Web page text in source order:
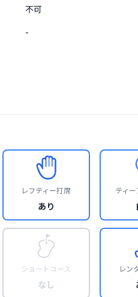
不可
-
レフティー打席
あり
ティ
ショートコース
なし
レン